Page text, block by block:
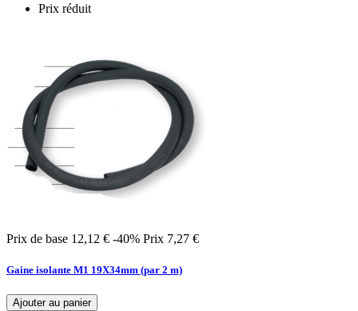
Prix réduit
Prix de base 12,12 € -40% Prix 7,27 €
Gaine isolante M1 19X34mm (par 2 m)
Ajouter au panier